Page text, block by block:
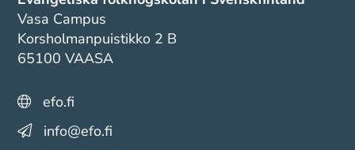
Vasa Campus
Korsholmanpuistikko 2 B
65100 VAASA
efo.fi
info@efo.fi